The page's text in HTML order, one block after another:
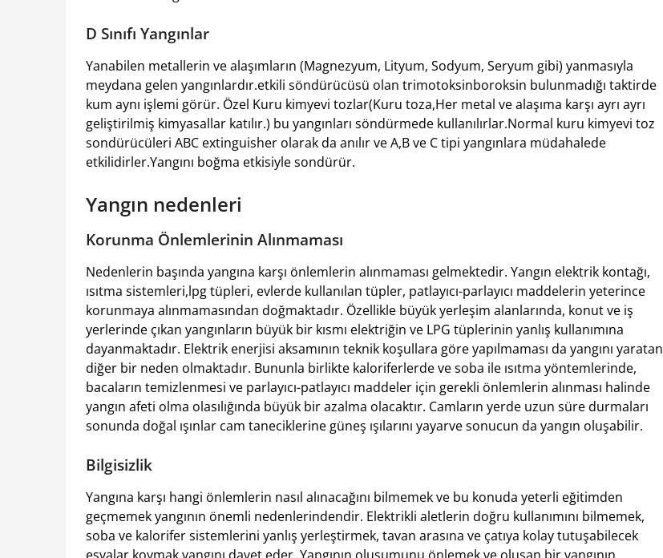
D Sınıfı Yangınlar
Yanabilen metallerin ve alaşımların (Magnezyum, Lityum, Sodyum, Seryum gibi) yanmasıyla
meydana gelen yangınlardır.etkili söndürücüsü olan trimotoksinboroksin bulunmadığı taktirde
kum aynı işlemi görür. Özel Kuru kimyevi tozlar(Kuru toza,Her metal ve alaşıma karşı ayrı ayrı
geliştirilmiş kimyasallar katılır.) bu yangınları söndürmede kullanılırlar.Normal kuru kimyevi toz
sondürücüleri ABC extinguisher olarak da anılır ve A,B ve C tipi yangınlara müdahalede
etkilidirler.Yangını boğma etkisiyle sondürür.
Yangın nedenleri
Korunma Önlemlerinin Alınmaması
Nedenlerin başında yangına karşı önlemlerin alınmaması gelmektedir. Yangın elektrik kontağı,
ısıtma sistemleri,lpg tüpleri, evlerde kullanılan tüpler, patlayıcı-parlayıcı maddelerin yeterince
korunmaya alınmamasından doğmaktadır. Özellikle büyük yerleşim alanlarında, konut ve iş
yerlerinde çıkan yangınların büyük bir kısmı elektriğin ve LPG tüplerinin yanlış kullanımına
dayanmaktadır. Elektrik enerjisi aksamının teknik koşullara göre yapılmaması da yangını yaratan
diğer bir neden olmaktadır. Bununla birlikte kaloriferlerde ve soba ile ısıtma yöntemlerinde,
bacaların temizlenmesi ve parlayıcı-patlayıcı maddeler için gerekli önlemlerin alınması halinde
yangın afeti olma olasılığında büyük bir azalma olacaktır. Camların yerde uzun süre durmaları
sonunda doğal ışınlar cam taneciklerine güneş ışılarını yayarve sonucun da yangın oluşabilir.
Bilgisizlik
Yangına karşı hangi önlemlerin nasıl alınacağını bilmemek ve bu konuda yeterli eğitimden
geçmemek yangının önemli nedenlerindendir. Elektrikli aletlerin doğru kullanımını bilmemek,
soba ve kalorifer sistemlerini yanlış yerleştirmek, tavan arasına ve çatıya kolay tutuşabilecek
eşyalar koymak yangını davet eder. Yangının oluşumunu önlemek ve oluşan bir yangının